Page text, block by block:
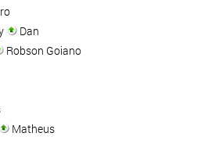
Dan
Robson Goiano
Matheus